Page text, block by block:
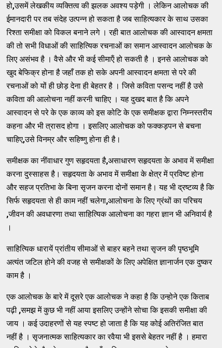
हो,उसमें लेखकीय व्यक्तित्व की झलक अवश्य पड़ेगी । लेकिन आलोचक की
ईमानदारी पर तब संदेह उत्पन्न हो सकता है जब साहित्यकार के साथ उसका
रिश्ता समीक्षा को विकल बनाने लगे । रही बात आलोचक की आस्वादन क्षमता
की तो सभी विधाओं की साहित्यिक रचनाओं का समान आस्वादन आलोचक के
लिए असंभव है । वैसे और भी कई सीमाऍं हो सकती है । इनसे आलोचक को
खुद बेफिक्र होना है जहाँ तक हो सके अपनी आस्वादन क्षमता से परे की
रचनाओं को यों ही छोड़ देना ही बेहतर है । जिसे कविता पसन्द नहीं है उसे
कविता की आलोचना नहीं करनी चाहिए । यह दुखद बात है कि अपने
आस्वादन से परे के एक काव्य को इस कोटि के एक समीक्षक द्वारा निम्नस्तरीय
कहना और भी त्रासद होगा । इसलिए आलोचक को फक्कड़पन से बचना
चाहिए,उसे विनम्र और सहिष्णु होना ही है।
समीक्षक का नींवाधार गुण सहृदयता है,असाधारण सहृदयता के अभाव में समीक्षा
करना दुस्साहस है। सहृदयता के अभाव में समीक्षा के क्षेत्र में प्रविष्ट होना
और सहज प्रतिभा के बिना सृजन करना दोनों समान है। यह भी द्रष्टव्य है कि
सिर्फ सहृदयता से ही काम नहीं चलेगा,आलोचना के लिए ग्रंथों का परिचय
,जीवन की अवधारणा तथा साहित्यिक आलोचना का गहरा ज्ञान भी अनिवार्य है
।
साहित्यिक धारायें प्रांतीय सीमाओं से बाहर बहने तथा सृजन की पृष्ठभूमि
अत्यंत जटिल होने की वजह से समीक्षकों के लिए अपेक्षित ज्ञानार्जन एक दुष्कर
काम है ।
एक आलोचक के बारे में दूसरे एक आलोचक ने कहा है कि उन्होने एक किताब
पढ़ी ,समझ में कुछ भी नहीं आया इसलिए उन्होंने सोचा कि इसकी समीक्षा की
जाय । कई उदाहरणों से यह स्पष्ट हो जाता है कि यह कोई अतिरंजित बात
नहीं है । सृजनात्मक साहित्यकार का रवैया भी इससे बेहतर नहीं है । हमारा